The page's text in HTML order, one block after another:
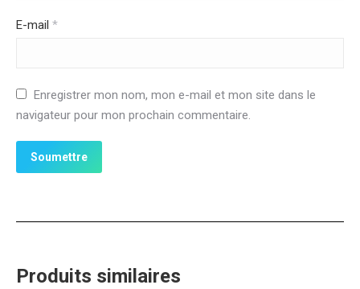
E-mail *
Enregistrer mon nom, mon e-mail et mon site dans le
navigateur pour mon prochain commentaire.
Produits similaires